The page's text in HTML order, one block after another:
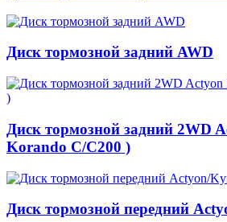
Диск тормозной задний AWD
Диск тормозной задний 2WD
Korando C/C200 )
Диск тормозной передний